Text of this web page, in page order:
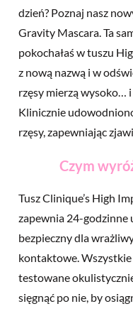
dzień? Poznaj nasz
Gravity Mascara. Ta
pokochałaś w tuszu
z nową nazwą i w
rzęsy mierzą wysoko…
Klinicznie
rzęsy, zapewniając
Czym
Tusz Clinique’s High
zapewnia 24-godzinne
bezpieczny dla
kontaktowe.
testowane
sięgnąć po nie, by